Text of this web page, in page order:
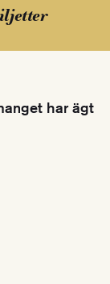
har ägt